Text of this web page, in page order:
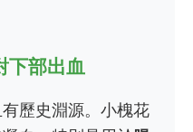
下部出血
歷史淵源。小槐花